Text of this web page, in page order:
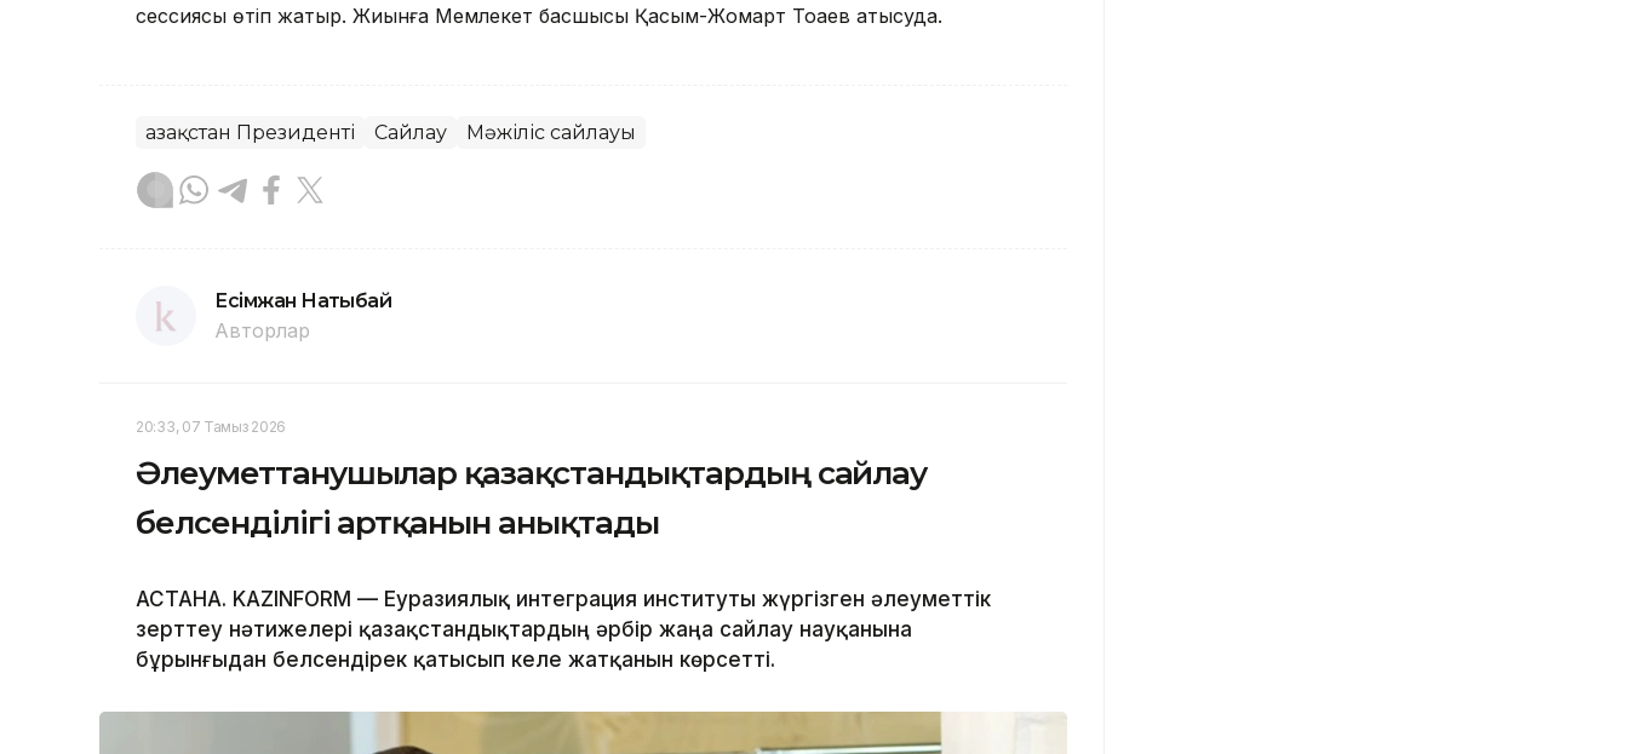
сессиясы өтіп жатыр. Жиынға Мемлекет басшысы Қасым-Жомарт Тоқаев қатысуда.
Қазақстан Президенті Сайлау Мәжіліс сайлауы
Есімжан Нақтыбай
Авторлар
20:33, 07 Тамыз 2026
Әлеуметтанушылар қазақстандықтардың сайлау
белсенділігі артқанын анықтады
АСТАНА. KAZINFORM — Еуразиялық интеграция институты жүргізген әлеуметтік
зерттеу нәтижелері қазақстандықтардың әрбір жаңа сайлау науқанына
бұрынғыдан белсендірек қатысып келе жатқанын көрсетті.